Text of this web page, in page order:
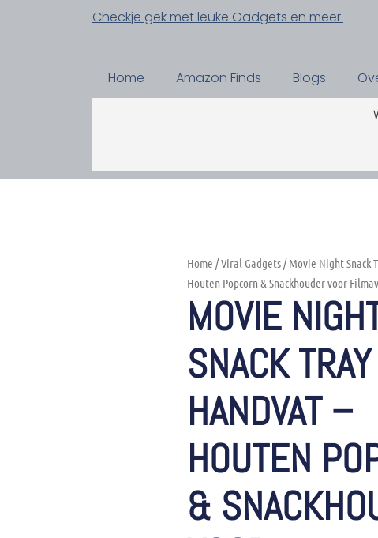
Checkje gek met leuke Gadgets en meer.
Home Amazon Finds Blogs
Home /Viral Gadgets/ Movie Night Snack
Houten Popcorn & Snackhouder voor
MOVIE
SNACK
HANDVAT –
HOUTEN
&